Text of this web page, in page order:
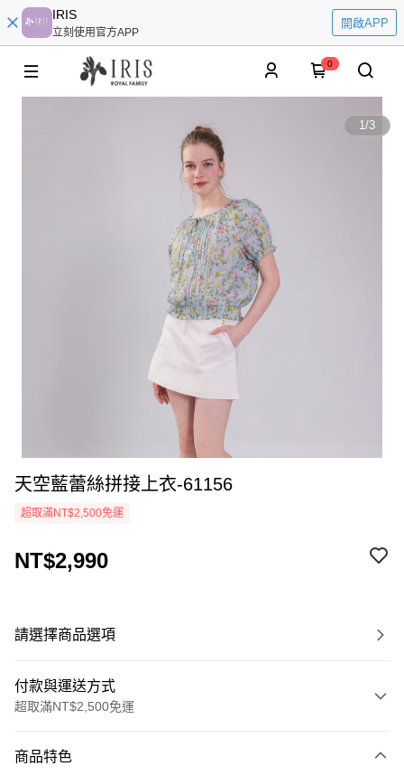
IRIS
立刻使用官方APP
開啟APP
0
1/3
天空藍蕾絲拼接上衣-61156
超取滿NT$2,500免運
NT$2,990
請選擇商品選項
付款與運送方式
超取滿NT$2,500免運
信用卡一次付款
商品特色